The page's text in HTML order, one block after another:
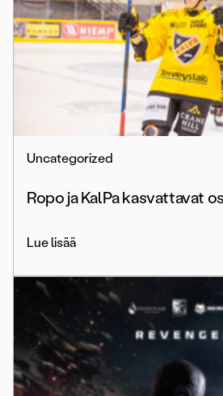
Uncategorized
Ropo ja KalPa kasvattavat
Lue lisää